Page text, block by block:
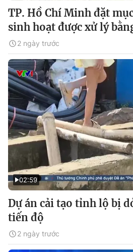
TP. Hồ Chí Minh đặt
sinh hoạt được xử lý
2 ngày trước
02:59
Dự án cải tạo tỉnh lộ bị
tiến độ
2 ngày trước